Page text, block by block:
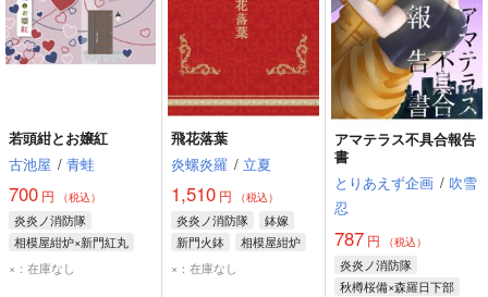
若頭紺とお嬢紅
古池屋 / 青蛙
700 円 （税込）
炎炎ノ消防隊
相模屋紺炉×新門紅丸
相模屋紺炉
×：在庫なし
飛花落葉
炎螺炎羅 / 立夏
1,510 円 （税込）
炎炎ノ消防隊
鉢嫁
新門火鉢
相模屋紺炉
×：在庫なし
アマテラス不具合報告
書
とりあえず企画 / 吹雪
忍
787円 （税込）
炎炎ノ消防隊
秋樽桜備×森羅日下部